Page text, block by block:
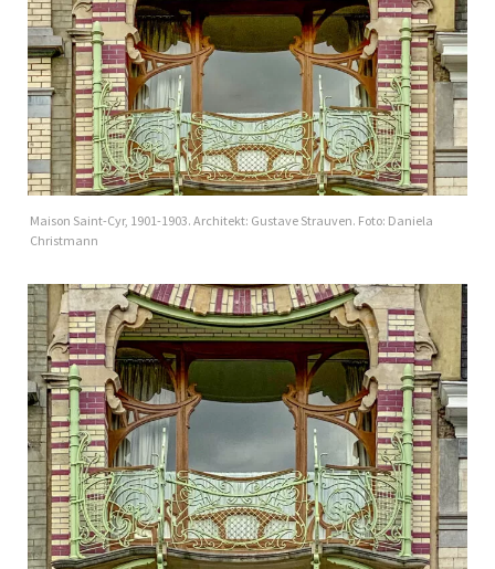
Maison Saint-Cyr, 1901-1903. Architekt: Gustave Strauven. Foto: Daniela
Christmann